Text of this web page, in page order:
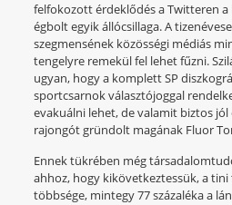
felfokozott érdeklődés a Twitteren
égbolt egyik állócsillaga. A
szegmensének közösségi médiás
tengelyre remekül fel lehet fűzni.
ugyan, hogy a komplett SP
sportcsarnok választójoggal
evakuálni lehet, de valamit biztos jól
rajongót gründolt magának Fluor
Ennek tükrében még
ahhoz, hogy kikövetkeztessük, a
többsége, mintegy 77 százaléka a